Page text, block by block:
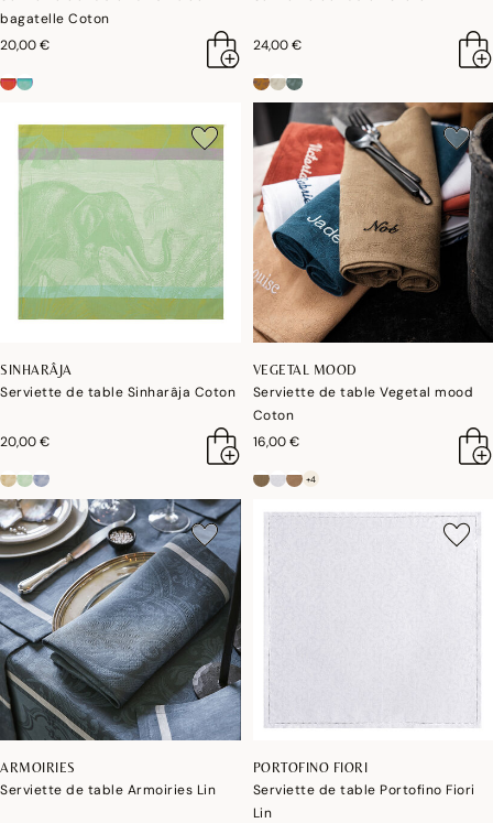
bagatelle Coton
20,00 €
24,00 €
SINHARÂJA
Serviette de table Sinharâja Coton
20,00 €
VEGETAL MOOD
Serviette de table Vegetal mood
Coton
16,00 €
+4
ARMOIRIES
Serviette de table Armoiries Lin
PORTOFINO FIORI
Serviette de table Portofino Fiori
Lin